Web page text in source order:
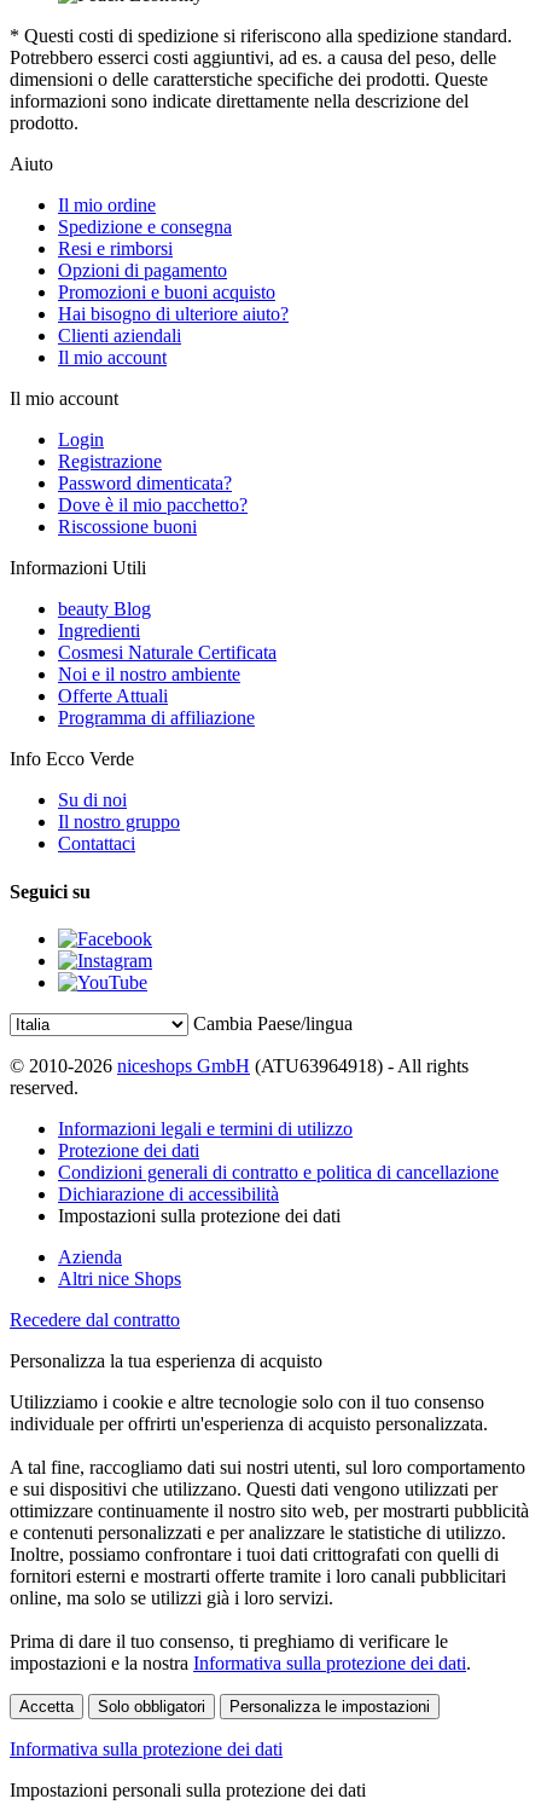
* Questi costi di spedizione si riferiscono alla spedizione standard.
Potrebbero esserci costi aggiuntivi, ad es. a causa del peso, delle
dimensioni o delle caratterstiche specifiche dei prodotti. Queste
informazioni sono indicate direttamente nella descrizione del
prodotto.
Aiuto
Il mio ordine
Spedizione e consegna
Resi e rimborsi
Opzioni di pagamento
Promozioni e buoni acquisto
Hai bisogno di ulteriore aiuto?
Clienti aziendali
Il mio account
Il mio account
Login
Registrazione
Password dimenticata?
Dove è il mio pacchetto?
Riscossione buoni
Informazioni Utili
beauty Blog
Ingredienti
Cosmesi Naturale Certificata
Noi e il nostro ambiente
Offerte Attuali
Programma di affiliazione
Info Ecco Verde
Su di noi
Il nostro gruppo
Contattaci
Seguici su
Cambia Paese/lingua
© 2010-2026 niceshops GmbH (ATU63964918) - All rights
reserved.
Informazioni legali e termini di utilizzo
Protezione dei dati
Condizioni generali di contratto e politica di cancellazione
Dichiarazione di accessibilità
Impostazioni sulla protezione dei dati
Azienda
Altri nice Shops
Recedere dal contratto
Personalizza la tua esperienza di acquisto
Utilizziamo i cookie e altre tecnologie solo con il tuo consenso
individuale per offrirti un'esperienza di acquisto personalizzata.
A tal fine, raccogliamo dati sui nostri utenti, sul loro comportamento
e sui dispositivi che utilizzano. Questi dati vengono utilizzati per
ottimizzare continuamente il nostro sito web, per mostrarti pubblicità
e contenuti personalizzati e per analizzare le statistiche di utilizzo.
Inoltre, possiamo confrontare i tuoi dati crittografati con quelli di
fornitori esterni e mostrarti offerte tramite i loro canali pubblicitari
online, ma solo se utilizzi già i loro servizi.
Prima di dare il tuo consenso, ti preghiamo di verificare le
impostazioni e la nostra Informativa sulla protezione dei dati.
Accetta Solo obbligatori Personalizza le impostazioni
Informativa sulla protezione dei dati
Impostazioni personali sulla protezione dei dati